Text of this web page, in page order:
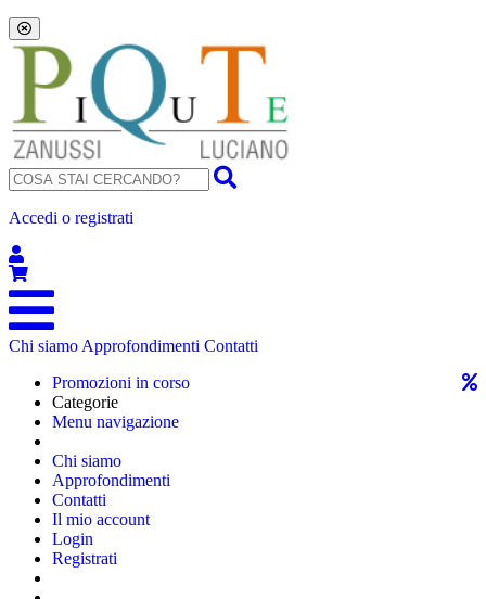
Accedi o registrati
Chi siamo Approfondimenti Contatti
Promozioni in corso
Categorie
Menu navigazione
Chi siamo
Approfondimenti
Contatti
Il mio account
Login
Registrati